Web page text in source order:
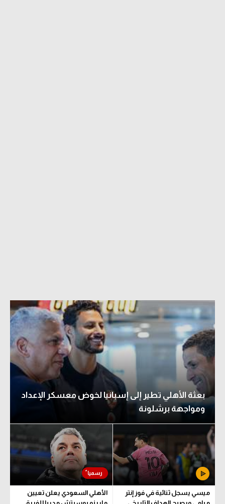
بعثة الأهلي تطير إلى إسبانيا لخوض معسكر الإعداد
ومواجهة برشلونة
ميسي يسجل ثنائية في فوز إنتر
الأهلي السعودي يعلن تعيين